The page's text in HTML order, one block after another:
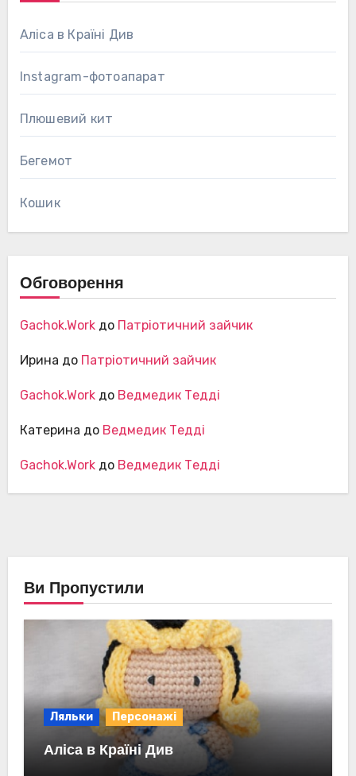
Аліса в Країні Див
Instagram-фотоапарат
Плюшевий кит
Бегемот
Кошик
Обговорення
Gachok.Workдо Патріотичний зайчик
Ирина до Патріотичний зайчик
Gachok.Workдо Ведмедик Тедді
Катерина до Ведмедик Тедді
Gachok.Workдо Ведмедик Тедді
Ви Пропустили
Ляльки Персонажі
Аліса в Країні Див